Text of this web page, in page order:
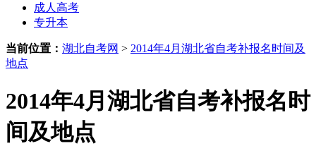
成人高考
专升本
当前位置： 湖北自考网 > 2014年4月湖北省自考补报名时间及
地点
2014年4月湖北省自考补报名时
间及地点